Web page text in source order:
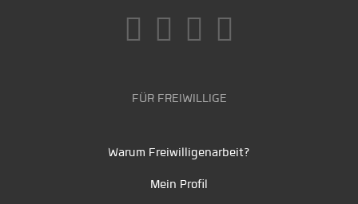
FÜR FREIWILLIGE
Warum Freiwilligenarbeit?
Mein Profil